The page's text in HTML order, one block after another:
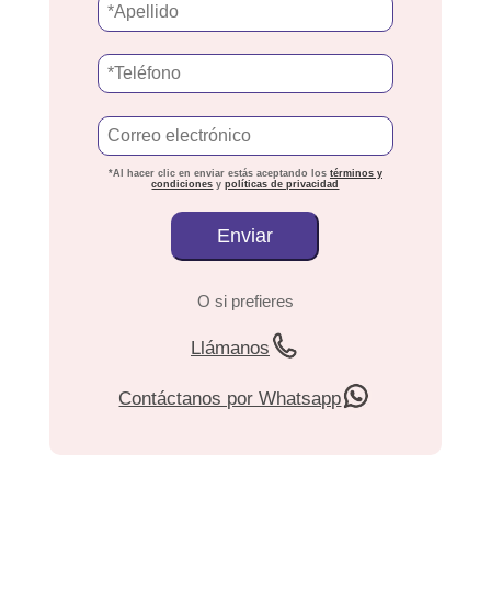
*Al hacer clic en enviar estás aceptando los términos y
condiciones ypolíticas de privacidad
O si prefieres
Llámanos
Contáctanos por Whatsapp